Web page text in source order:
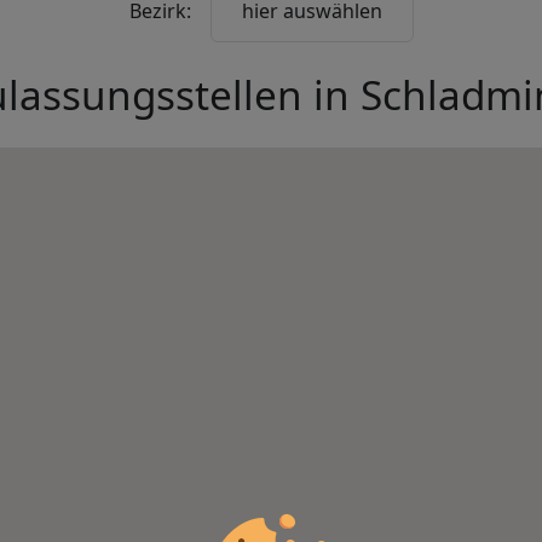
Bezirk: hier auswählen
in